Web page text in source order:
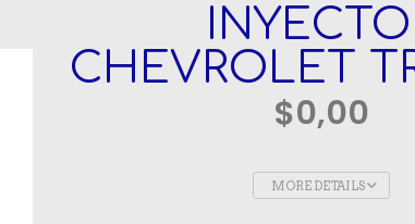
CHEVROLET
$0,00
MORE DETAILS